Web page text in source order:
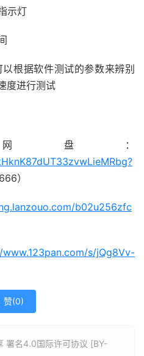
示灯
根据软件测试的参数来辨别
度进行测试
盘：
）
b02u256zfc
s/jQg8Vv-
赞(0)
署名4.0国际许可协议 [BY-